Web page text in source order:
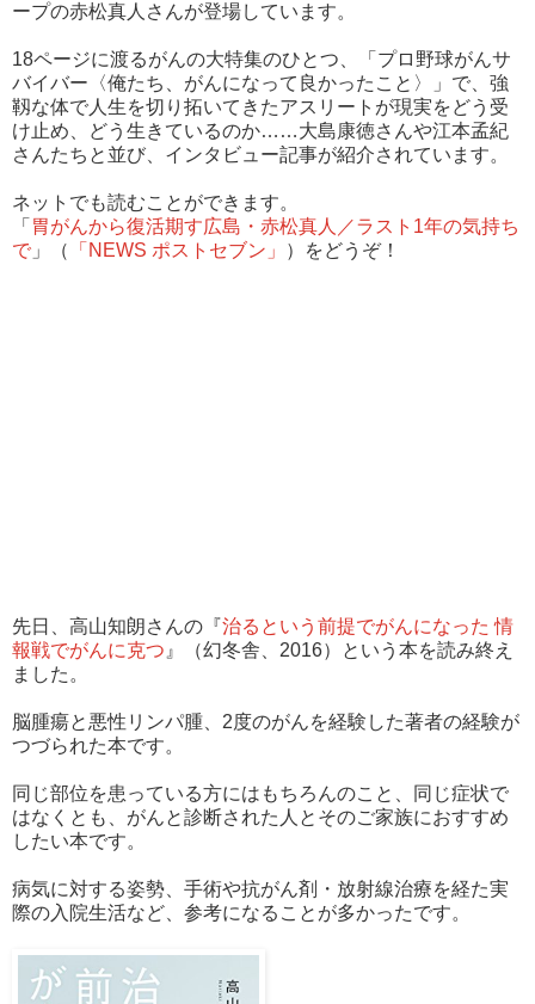
ープの赤松真人さんが登場しています。
18ページに渡るがんの大特集のひとつ、「プロ野球がんサ
バイバー〈俺たち、がんになって良かったこと〉」で、強
靱な体で人生を切り拓いてきたアスリートが現実をどう受
け止め、どう生きているのか……大島康徳さんや江本孟紀
さんたちと並び、インタビュー記事が紹介されています。
ネットでも読むことができます。
「 胃がんから復活期す広島・赤松真人／ラスト1年の気持ち
で 」（ 「NEWS ポストセブン」 ）をどうぞ！
先日、高山知朗さんの『治るという前提でがんになった 情
報戦でがんに克つ 』（幻冬舎、2016）という本を読み終え
ました。
脳腫瘍と悪性リンパ腫、2度のがんを経験した著者の経験が
つづられた本です。
同じ部位を患っている方にはもちろんのこと、同じ症状で
はなくとも、がんと診断された人とそのご家族におすすめ
したい本です。
病気に対する姿勢、手術や抗がん剤・放射線治療を経た実
際の入院生活など、参考になることが多かったです。